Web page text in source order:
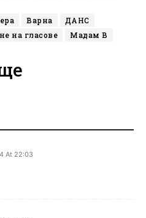
Варна
ДАНС
на гласове
Мадам В
At 22:03